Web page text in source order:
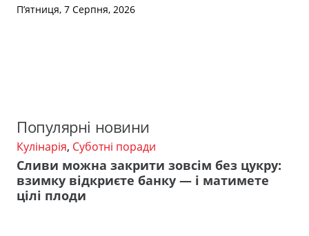
П’ятниця, 7 Серпня, 2026
Популярні новини
Кулінарія, Суботні поради
Сливи можна закрити зовсім без цукру:
взимку відкриєте банку — і матимете
цілі плоди